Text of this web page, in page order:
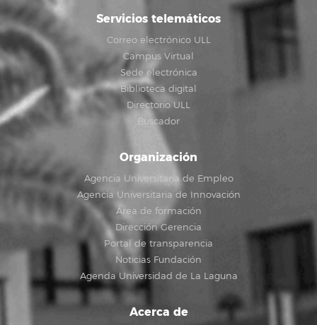
Servicios telemáticos
Correo electrónico ULL
Campus Virtual
Sede electrónica
Biblioteca digital
Directorio ULL
Buscador
Organización
Agencia Universitaria de Empleo
Agencia Universitaria de Innovación
Área de formación
Dirección Gerencia
Portal de transparencia
Noticias Fundación
Agenda Universidad de La Laguna
Acerca de